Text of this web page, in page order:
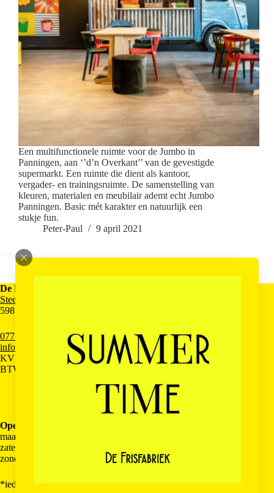
Een multifunctionele ruimte voor de Jumbo in
Panningen, aan ‘’d’n Overkant’’ van de gevestigde
supermarkt. Een ruimte die dient als kantoor,
vergader- en trainingsruimte. De samenstelling van
kleuren, materialen en meubilair ademt echt Jumbo
Panningen. Basic mét karakter en natuurlijk een
stukje fun.
Peter-Paul
9 april 2021
De Frisfabriek
Steenstraat 30
5981AE Panningen
077 3031026
info@defrisfabriek.nl
KVK 93441819
BTW NL866402044B01
Openingstijden
maandag t/m vrijdag 10:00-17:00
zaterdag gesloten*
zondag gesloten
*iedere eerste zaterdag van de maand geopend (10:00-17:00)